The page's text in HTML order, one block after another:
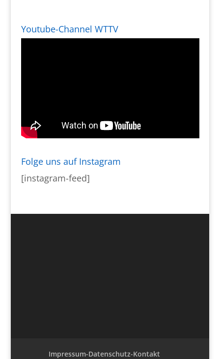
Youtube-Channel WTTV
Folge uns auf Instagram
[instagram-feed]
Impressum-Datenschutz-Kontakt